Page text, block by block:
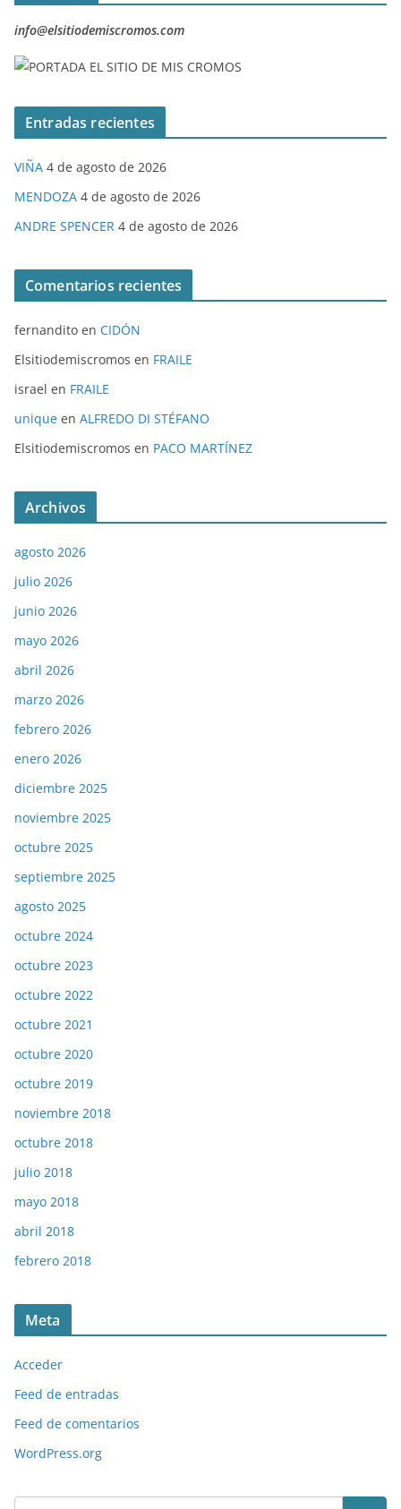
info@elsitiodemiscromos.com
Entradas recientes
VIÑA 4 de agosto de 2026
MENDOZA 4 de agosto de 2026
ANDRE SPENCER 4 de agosto de 2026
Comentarios recientes
fernandito en CIDÓN
Elsitiodemiscromos en FRAILE
israel en FRAILE
unique en ALFREDO DI STÉFANO
Elsitiodemiscromos en PACO MARTÍNEZ
Archivos
agosto 2026
julio 2026
junio 2026
mayo 2026
abril 2026
marzo 2026
febrero 2026
enero 2026
diciembre 2025
noviembre 2025
octubre 2025
septiembre 2025
agosto 2025
octubre 2024
octubre 2023
octubre 2022
octubre 2021
octubre 2020
octubre 2019
noviembre 2018
octubre 2018
julio 2018
mayo 2018
abril 2018
febrero 2018
Meta
Acceder
Feed de entradas
Feed de comentarios
WordPress.org